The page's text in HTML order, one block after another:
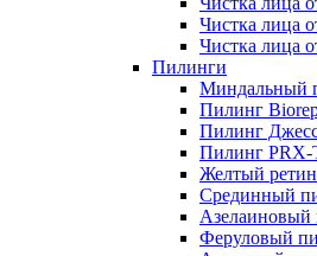
Чистка лица
Чистка лица
Пилинги
Миндальный
Пилинг
Пилинг
Пилинг PRX-
Желтый
Срединный
Азелаиновый
Феруловый